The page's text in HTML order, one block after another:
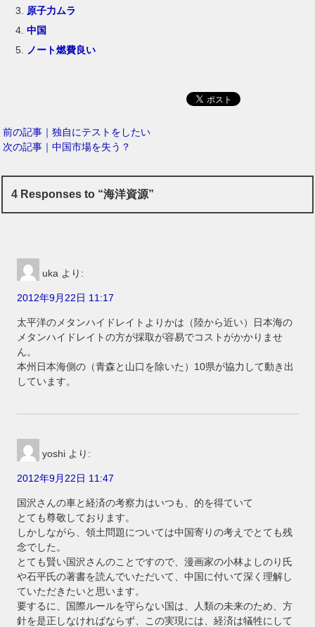
原子力ムラ
中国
ノート燃費良い
前の記事｜独自にテストをしたい
次の記事｜中国市場を失う？
4 Responses to “海洋資源”
uka より:
2012年9月22日 11:17
太平洋のメタンハイドレイトよりかは（陸から近い）日本海の
メタンハイドレイトの方が採取が容易でコストがかかりませ
ん。
本州日本海側の（青森と山口を除いた）10県が協力して動き出
しています。
yoshi より:
2012年9月22日 11:47
国沢さんの車と経済の考察力はいつも、的を得ていて
とても尊敬しております。
しかしながら、領土問題については中国寄りの考えでとても残
念でした。
とても賢い国沢さんのことですので、漫画家の小林よしのり氏
や石平氏の著書を読んでいただいて、中国に付いて深く理解し
ていただきたいと思います。
要するに、国際ルールを守らない国は、人類の未来のため、方
針を是正しなければならず、この実現には、経済は犠牲にして